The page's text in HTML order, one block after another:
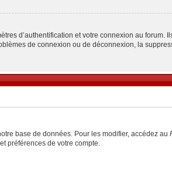
d’authentification et votre connexion au
de connexion ou de déconnexion, la
base de données. Pour les modifier, accédez au
préférences de votre compte.